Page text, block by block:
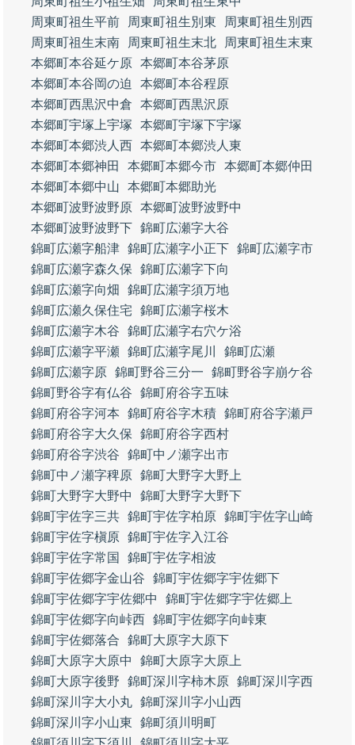
周東町祖生平前
周東町祖生別東
周東町祖生別西
周東町祖生末南
周東町祖生末北
周東町祖生末東
本郷町本谷延ケ原 本郷町本谷茅原
本郷町本谷岡の迫
本郷町本谷程原
本郷町西黒沢中倉
本郷町西黒沢原
本郷町宇塚上宇塚
本郷町宇塚下宇塚
本郷町本郷渋人西 本郷町本郷渋人東
本郷町本郷神田
本郷町本郷今市 本郷町本郷仲田
本郷町本郷中山
本郷町本郷助光
本郷町波野波野原 本郷町波野波野中
本郷町波野波野下 錦町広瀬字大谷
錦町広瀬字船津 錦町広瀬字小正下 錦町広瀬字市
錦町広瀬字森久保
錦町広瀬字下向
錦町広瀬字向畑
錦町広瀬字須万地
錦町広瀬久保住宅
錦町広瀬字桜木
錦町広瀬字木谷
錦町広瀬字右穴ケ浴
錦町広瀬字平瀬 錦町広瀬字尾川
錦町広瀬
錦町広瀬字原 錦町野谷三分一
錦町野谷字崩ケ谷
錦町野谷字有仏谷
錦町府谷字五味
錦町府谷字河本
錦町府谷字木積 錦町府谷字瀬戸
錦町府谷字大久保
錦町府谷字西村
錦町府谷字渋谷
錦町中ノ瀬字出市
錦町中ノ瀬字稗原 錦町大野字大野上
錦町大野字大野中
錦町大野字大野下
錦町宇佐字三共 錦町宇佐字柏原 錦町宇佐字山崎
錦町宇佐字槇原 錦町宇佐字入江谷
錦町宇佐字常国
錦町宇佐字相波
錦町宇佐郷字金山谷
錦町宇佐郷字宇佐郷下
錦町宇佐郷字宇佐郷中
錦町宇佐郷字宇佐郷上
錦町宇佐郷字向峠西 錦町宇佐郷字向峠東
錦町宇佐郷落合
錦町大原字大原下
錦町大原字大原中
錦町大原字大原上
錦町大原字後野
錦町深川字柿木原 錦町深川字西
錦町深川字大小丸 錦町深川字小山西
錦町深川字小山東
錦町須川明町